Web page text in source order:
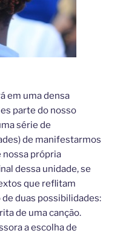
em uma densa
parte do nosso
série de
de manifestarmos
própria
dessa unidade, se
que reflitam
duas possibilidades:
de uma canção.
a escolha de